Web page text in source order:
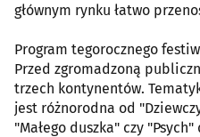
głównym rynku łatwo
Program tegorocznego
Przed zgromadzoną
trzech kontynentów.
jest różnorodna od
"Małego duszka" czy